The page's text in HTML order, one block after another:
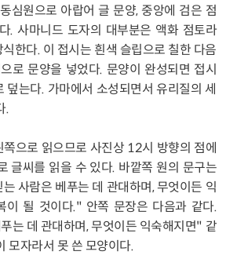
심원으로 아랍어 글 문양, 중앙에 검은 점
. 사마니드 도자의 대부분은 액화 점토라
한다. 이 접시는 흰색 슬립으로 칠한 다음
로 문양을 넣었다. 문양이 완성되면 접시
덮는다. 가마에서 소성되면서 유리질의 세
.
으로 읽으므로 사진상 12시 방향의 점에
글씨를 읽을 수 있다. 바깥쪽 원의 문구는
사람은 베푸는 데 관대하며, 무엇이든 익
이 될 것이다." 안쪽 문장은 다음과 같다.
는 데 관대하며, 무엇이든 익숙해지면" 같
모자라서 못 쓴 모양이다.